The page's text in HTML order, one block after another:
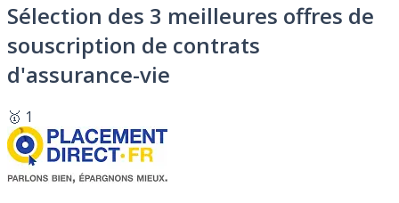
Sélection des 3 meilleures offres de
souscription de contrats
d'assurance-vie
🥇 1